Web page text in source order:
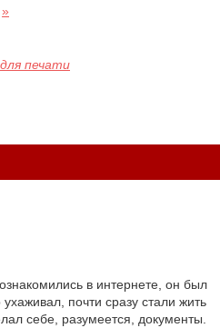
»
печати
в интернете, он был
почти сразу стали жить
себе, разумеется, документы.